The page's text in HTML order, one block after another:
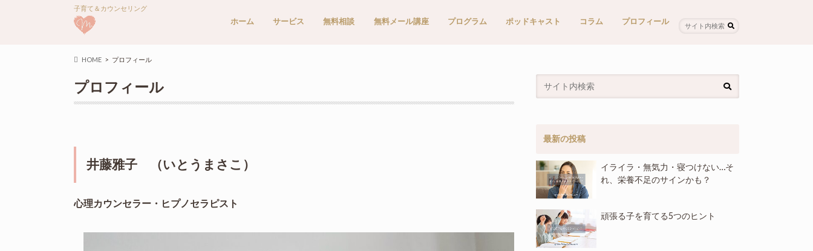
子育て＆カウンセリング
ホーム サービス 無料相談 無料メール講座 プログラム ポッドキャスト コラム プロフィール
HOME プロフィール
プロフィール
井藤雅子 （いとうまさこ）
心理カウンセラー・ヒプノセラピスト
最新の投稿
イライラ・無気力・寝つけない…そ
れ、栄養不足のサインかも？
頑張る子を育てる5つのヒント